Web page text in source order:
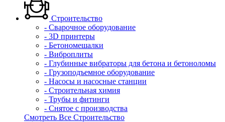
Строительство
- Сварочное оборудование
- 3D принтеры
- Бетономешалки
- Виброплиты
- Глубинные вибраторы для бетона и бетоноломы
- Грузоподъемное оборудование
- Насосы и насосные станции
- Строительная химия
- Трубы и фитинги
- Снятое с производства
Смотреть Все Строительство